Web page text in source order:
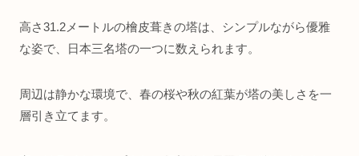
高さ31.2メートルの檜皮葺きの塔は、シンプルながら優雅
な姿で、日本三名塔の一つに数えられます。
周辺は静かな環境で、春の桜や秋の紅葉が塔の美しさを一
層引き立てます。